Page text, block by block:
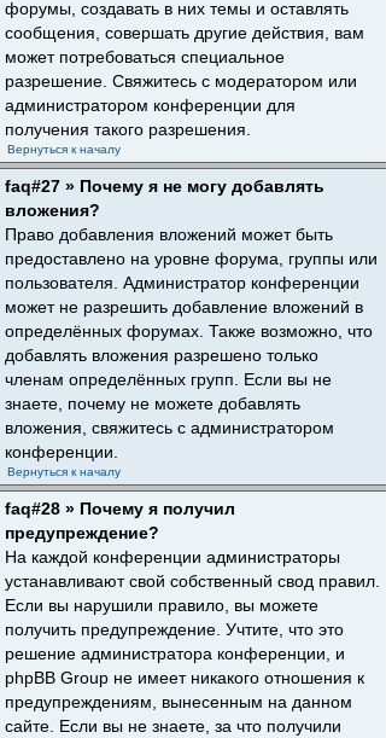
форумы, создавать в них темы и оставлять
сообщения, совершать другие действия, вам
может потребоваться специальное
разрешение. Свяжитесь с модератором или
администратором конференции для
получения такого разрешения.
Вернуться к началу
faq#27 » Почему я не могу добавлять
вложения?
Право добавления вложений может быть
предоставлено на уровне форума, группы или
пользователя. Администратор конференции
может не разрешить добавление вложений в
определённых форумах. Также возможно, что
добавлять вложения разрешено только
членам определённых групп. Если вы не
знаете, почему не можете добавлять
вложения, свяжитесь с администратором
конференции.
Вернуться к началу
faq#28 » Почему я получил
предупреждение?
На каждой конференции администраторы
устанавливают свой собственный свод правил.
Если вы нарушили правило, вы можете
получить предупреждение. Учтите, что это
решение администратора конференции, и
phpBB Group не имеет никакого отношения к
предупреждениям, вынесенным на данном
сайте. Если вы не знаете, за что получили